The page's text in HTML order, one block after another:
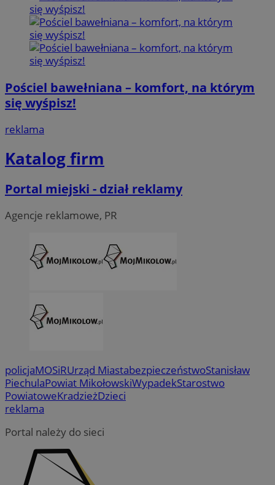
Pościel bawełniana – komfort, na którym
się wyśpisz!
reklama
Katalog firm
Portal miejski - dział reklamy
Agencje reklamowe, PR
policjaMOSiRUrząd MiastabezpieczeństwoStanisław
PiechulaPowiat MikołowskiWypadekStarostwo
PowiatoweKradzieżDzieci
reklama
Portal należy do sieci